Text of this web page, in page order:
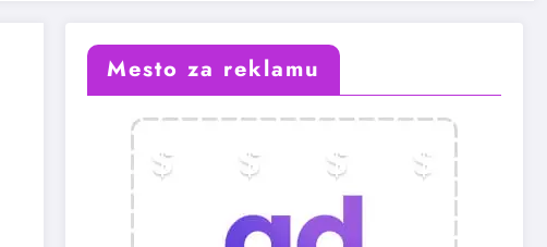
Mesto za reklamu